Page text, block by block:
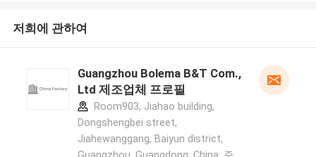
저희에 관하여
Guangzhou Bolema B&T Com.,
Ltd 제조업체 프로필
Room903, Jiahao building,
Dongshengbei street,
Jiahewanggang, Baiyun district,